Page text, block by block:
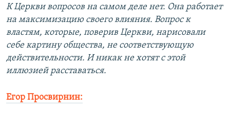
К Церкви вопросов на самом деле нет. Она работает
на максимизацию своего влияния. Вопрос к
властям, которые, поверив Церкви, нарисовали
себе картину общества, не соответствующую
действительности. И никак не хотят с этой
иллюзией расставаться.
Егор Просвирнин: